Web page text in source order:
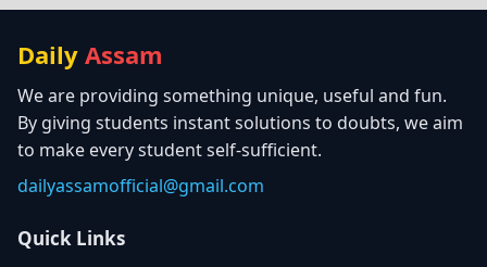
Daily Assam
We are providing something unique, useful and fun.
By giving students instant solutions to doubts, we aim
to make every student self-sufficient.
dailyassamofficial@gmail.com
Quick Links